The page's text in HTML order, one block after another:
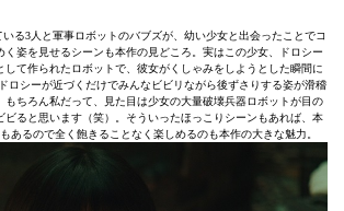
る3人と軍事ロボットのバブズが、幼い少女と出会ったことでコ
く姿を見せるシーンも本作の見どころ。実はこの少女、ドロシー
して作られたロボットで、彼女がくしゃみをしようとした瞬間に
ロシーが近づくだけでみんなビビリながら後ずさりする姿が滑稽
もちろん私だって、見た目は少女の大量破壊兵器ロボットが目の
ビると思います（笑）。そういったほっこりシーンもあれば、本
あるので全く飽きることなく楽しめるのも本作の大きな魅力。